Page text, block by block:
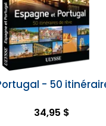
- 50
34,95 $